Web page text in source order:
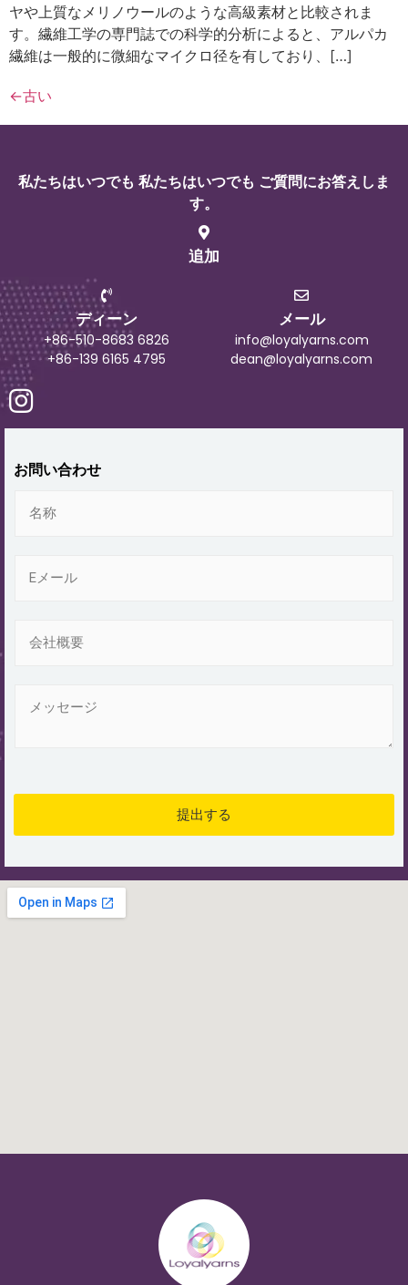
ヤや上質なメリノウールのような高級素材と比較されま
す。繊維工学の専門誌での科学的分析によると、アルパカ
繊維は一般的に微細なマイクロ径を有しており、[…]
←古い
私たちはいつでも 私たちはいつでも ご質問にお答えしま
す。
追加
ディーン
+86-510-8683 6826
+86-139 6165 4795
メール
info@loyalyarns.com
dean@loyalyarns.com
お問い合わせ
提出する